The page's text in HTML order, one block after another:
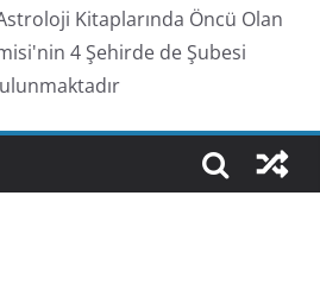
Kitaplarında Öncü Olan
4 Şehirde de Şubesi